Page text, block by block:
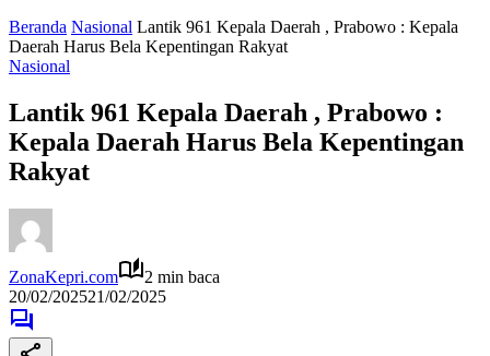
Beranda Nasional Lantik 961 Kepala Daerah , Prabowo : Kepala
Daerah Harus Bela Kepentingan Rakyat
Nasional
Lantik 961 Kepala Daerah , Prabowo :
Kepala Daerah Harus Bela Kepentingan
Rakyat
ZonaKepri.com
2 min baca
20/02/202521/02/2025